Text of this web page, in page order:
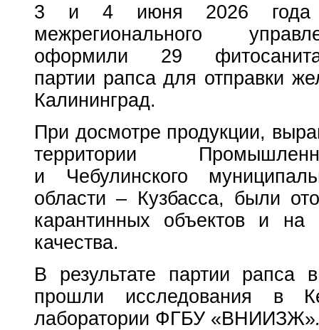
3 и 4 июня 2026 года
межрегионального
оформили 29
партии рапса для отправки
Калининград.
При досмотре продукции,
территории
и Чебулинского
области – Кузбасса, были
карантинных объектов и на
качества.
В результате партии
прошли исследования в
лаборатории ФГБУ «ВНИИЗЖ»